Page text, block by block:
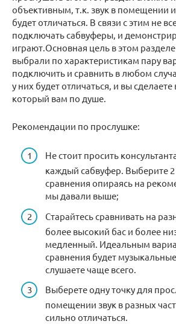
объективным, т.к. звук в помещении
будет отличаться. В связи с этим не
подключать сабвуферы, и
играют.Основная цель в этом
выбрали по характеристикам пару
подключить и сравнить в любом
у них будет отличаться, и вы
который вам по душе.
Рекомендации по прослушке:
Не стоит просить
каждый сабвуфер. Выберите 2
сравнения опираясь на
мы давали выше;
Старайтесь сравнивать на
более высокий бас и более
медленный. Идеальным
сравнения будет
слушаете чаще всего.
Выберете одну точку для
помещении звук в разных
сильно отличаться.